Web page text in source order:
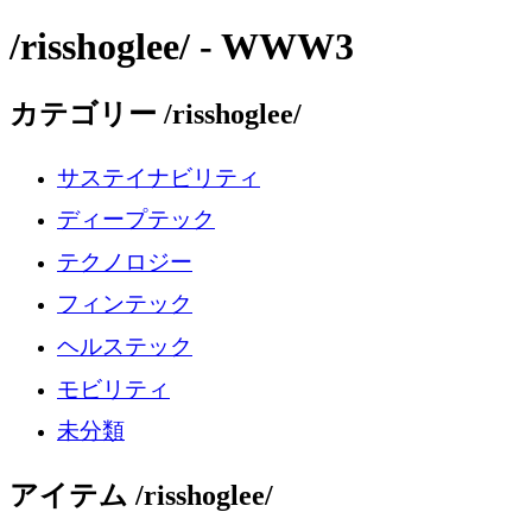
/risshoglee/ - WWW3
カテゴリー /risshoglee/
サステイナビリティ
ディープテック
テクノロジー
フィンテック
ヘルステック
モビリティ
未分類
アイテム /risshoglee/